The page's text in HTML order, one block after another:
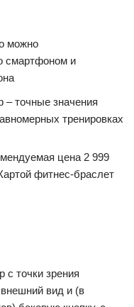
можно
смартфоном и
– точные значения
тренировках
цена 2 999
фитнес-браслет
с точки зрения
вид и (в